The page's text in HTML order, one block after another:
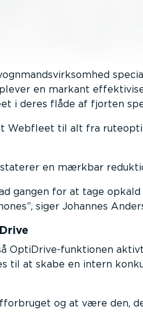
en markant
i deres flåde af fjorten
Webfleet til alt fra
en mærkbar
gangen for at tage
, siger Johannes
OptiDrive-funktionen
til at skabe en intern
og at være den,